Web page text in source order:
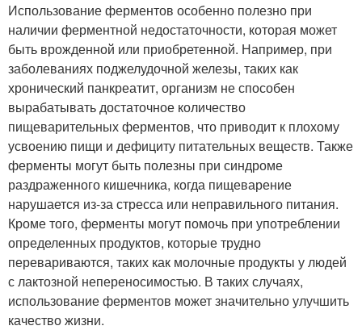
Использование ферментов особенно полезно при
наличии ферментной недостаточности, которая может
быть врожденной или приобретенной. Например, при
заболеваниях поджелудочной железы, таких как
хронический панкреатит, организм не способен
вырабатывать достаточное количество
пищеварительных ферментов, что приводит к плохому
усвоению пищи и дефициту питательных веществ. Также
ферменты могут быть полезны при синдроме
раздраженного кишечника, когда пищеварение
нарушается из-за стресса или неправильного питания.
Кроме того, ферменты могут помочь при употреблении
определенных продуктов, которые трудно
перевариваются, таких как молочные продукты у людей
с лактозной непереносимостью. В таких случаях,
использование ферментов может значительно улучшить
качество жизни.